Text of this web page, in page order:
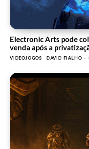
Electronic Arts pode
venda após a
VIDEOJOGOS DAVID FIALHO -